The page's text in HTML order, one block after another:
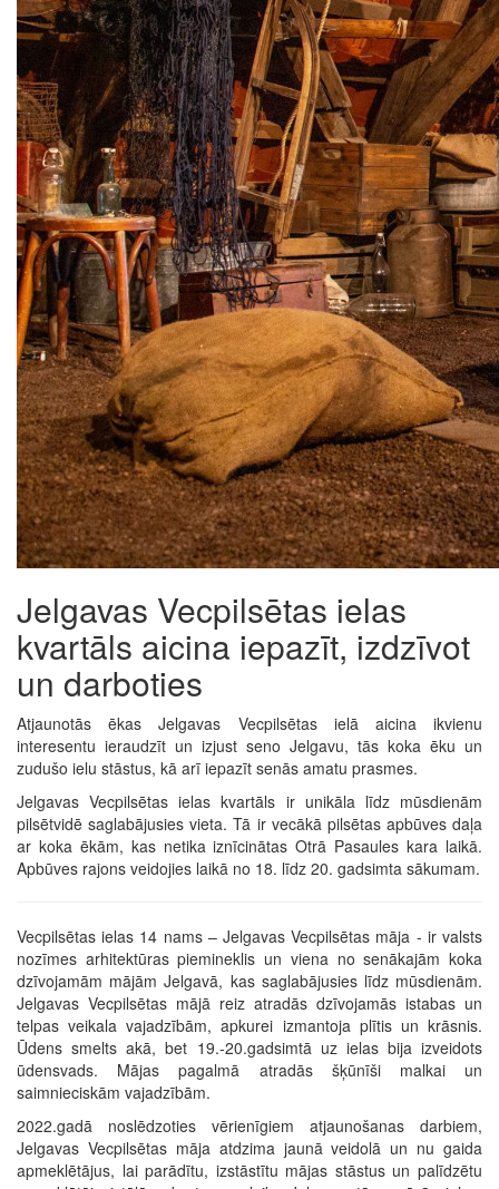
Jelgavas Vecpilsētas ielas
kvartāls aicina iepazīt, izdzīvot
un darboties
Atjaunotās ēkas Jelgavas Vecpilsētas ielā aicina ikvienu
interesentu ieraudzīt un izjust seno Jelgavu, tās koka ēku un
zudušo ielu stāstus, kā arī iepazīt senās amatu prasmes.
Jelgavas Vecpilsētas ielas kvartāls ir unikāla līdz mūsdienām
pilsētvidē saglabājusies vieta. Tā ir vecākā pilsētas apbūves daļa
ar koka ēkām, kas netika iznīcinātas Otrā Pasaules kara laikā.
Apbūves rajons veidojies laikā no 18. līdz 20. gadsimta sākumam.
Vecpilsētas ielas 14 nams – Jelgavas Vecpilsētas māja - ir valsts
nozīmes arhitektūras piemineklis un viena no senākajām koka
dzīvojamām mājām Jelgavā, kas saglabājusies līdz mūsdienām.
Jelgavas Vecpilsētas mājā reiz atradās dzīvojamās istabas un
telpas veikala vajadzībām, apkurei izmantoja plītis un krāsnis.
Ūdens smelts akā, bet 19.-20.gadsimtā uz ielas bija izveidots
ūdensvads. Mājas pagalmā atradās šķūnīši malkai un
saimnieciskām vajadzībām.
2022.gadā noslēdzoties vērienīgiem atjaunošanas darbiem,
Jelgavas Vecpilsētas māja atdzima jaunā veidolā un nu gaida
apmeklētājus, lai parādītu, izstāstītu mājas stāstus un palīdzētu